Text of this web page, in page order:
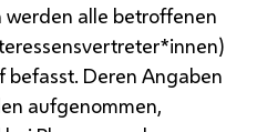
alle betroffenen
Deren Angaben
aufgenommen,